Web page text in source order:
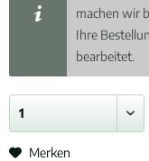
machen wir
Ihre
bearbeitet.
Merken